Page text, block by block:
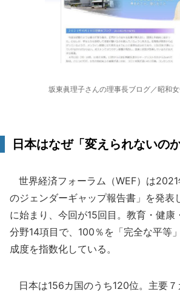
坂東眞理子さんの理事長ブログ／昭和
日本はなぜ「変えられないのか
世界経済フォーラム（WEF）は
のジェンダーギャップ報告書」を発表
に始まり、今回が15回目。教育・健康
分野14項目で、100％を「完全な平等
成度を指数化している。
日本は156カ国のうち120位。主要７